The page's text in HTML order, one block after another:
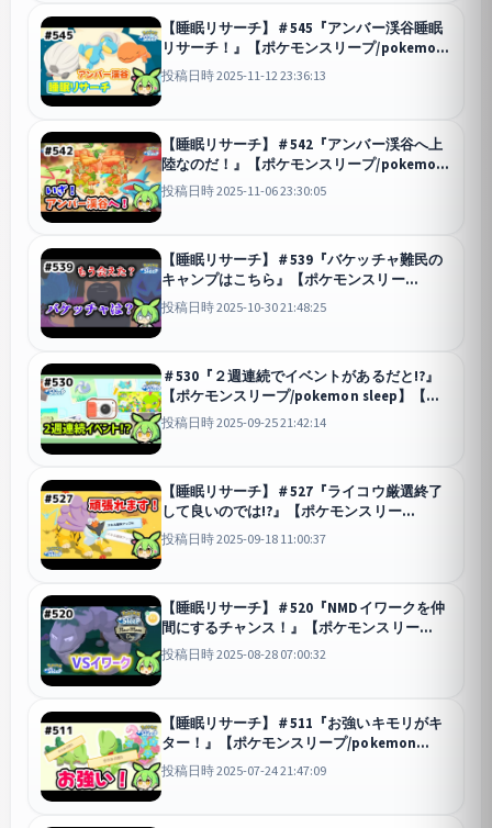
【睡眠リサーチ】＃545『アンバー渓谷睡眠
リサーチ！』【ポケモンスリープ/pokemon
sleep】【無課金ゴプラ勢】【ゆっくり実況
ずんだもん】
投稿日時 2025-11-12 23:36:13
【睡眠リサーチ】＃542『アンバー渓谷へ上
陸なのだ！』【ポケモンスリープ/pokemon
sleep】【無課金ゴプラ勢】【ゆっくり実況
ずんだもん】
投稿日時 2025-11-06 23:30:05
【睡眠リサーチ】＃539『バケッチャ難民の
キャンプはこちら』【ポケモンスリー
プ/pokemon sleep】【無課金ゴプラ勢】
【ゆっくり実況ずんだもん】
投稿日時 2025-10-30 21:48:25
＃530『２週連続でイベントがあるだと!?』
【ポケモンスリープ/pokemon sleep】【無
課金ゴプラ勢】【ゆっくり実況ずんだもん】
投稿日時 2025-09-25 21:42:14
【睡眠リサーチ】＃527『ライコウ厳選終了
して良いのでは!?』【ポケモンスリー
プ/pokemon sleep】【無課金ゴプラ勢】
【ゆっくり実況ずんだもん】
投稿日時 2025-09-18 11:00:37
【睡眠リサーチ】＃520『NMDイワークを仲
間にするチャンス！』【ポケモンスリー
プ/pokemon sleep】【無課金ゴプラ勢】
【ゆっくり実況ずんだもん】
投稿日時 2025-08-28 07:00:32
【睡眠リサーチ】＃511『お強いキモリがキ
ター！』【ポケモンスリープ/pokemon
sleep】【無課金ゴプラ勢】【ゆっくり実況
ずんだもん】
投稿日時 2025-07-24 21:47:09